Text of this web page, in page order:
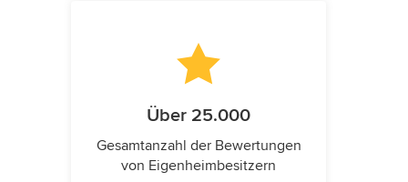
Über 25.000
Gesamtanzahl der Bewertungen
von Eigenheimbesitzern